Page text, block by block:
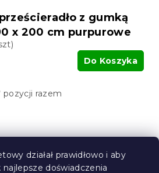
działał prawidłowo i aby
doświadczenia
z gumką
x 200 cm purpurowe
Do Koszyka
K
t
o
l
pozycji razem